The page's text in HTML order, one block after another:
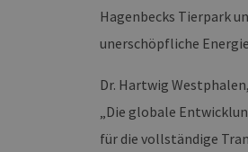
Hagenbecks Tierpark
unerschöpfliche
Dr. Hartwig
„Die globale
für die vollständige